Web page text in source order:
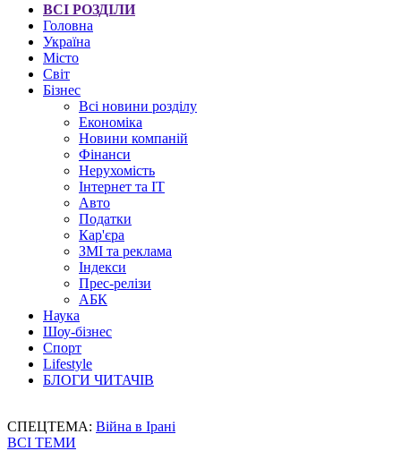
ВСІ РОЗДІЛИ
Головна
Україна
Місто
Світ
Бізнес
Всі новини розділу
Економіка
Новини компаній
Фінанси
Нерухомість
Інтернет та IT
Авто
Податки
Кар'єра
ЗМІ та реклама
Індекси
Прес-релізи
АБК
Наука
Шоу-бізнес
Спорт
Lifestyle
БЛОГИ ЧИТАЧІВ
СПЕЦТЕМА: Війна в Ірані
ВСІ ТЕМИ